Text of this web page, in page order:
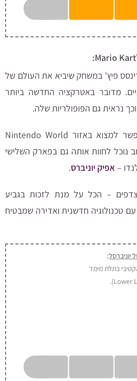
Mario
פיץ' במשחק שיביא את העולם של
מדובר באטרקציה החדשה ביותר
וכך נראית גם הפופולריות שלה.
זוהי אותה אטרקציה שאפשר למצוא באזור Nintendo World
נוכל לחוות אותה גם בפארק השלישי
–אפיק יוניברס.
– הכל על מנת לזכות בגביע
טכנולוגיה חדשנית ואדירה שמבטיח
יוניברסל:
בתלת מימד